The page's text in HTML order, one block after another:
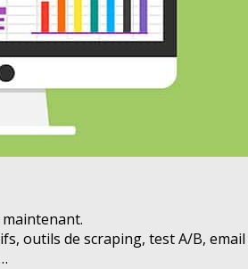
outils de scraping, test A/B,